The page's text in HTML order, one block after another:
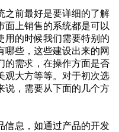
之前最好是要详细的了解
面上销售的系统都是可以
用的时候我们需要特别的
哪些，这些建设出来的网
的需求，在操作方面是否
观大方等等。对于初次选
说，需要从下面的几个方
信息，如通过产品的开发